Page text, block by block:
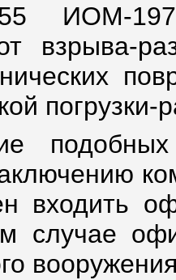
ИОМ-
от взрыва-
погрузки-
входить